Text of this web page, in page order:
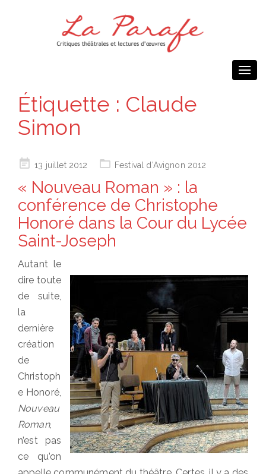
Étiquette : Claude
Simon
Posted13 juillet 2012 Festival d'Avignon 2012
« Nouveau Roman » : la
conférence de Christophe
Honoré dans la Cour du Lycée
Saint-Joseph
Autant le
dire toute
de suite,
la
dernière
création
de
Christoph
e Honoré,
Nouveau
Roman,
n’est pas
ce qu’on